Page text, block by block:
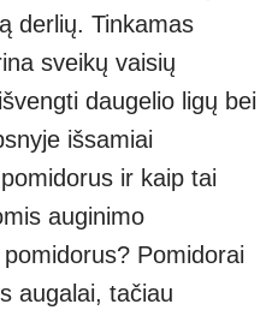
derlių. Tinkamas
sveikų vaisių
daugelio ligų bei
išsamiai
ir kaip tai
auginimo
Pomidorai
augalai, tačiau